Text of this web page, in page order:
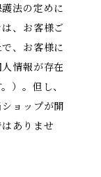
法の定めに
、お客様ご
、お客様に
情報が存在
）。但し、
ョップが開
ありませ